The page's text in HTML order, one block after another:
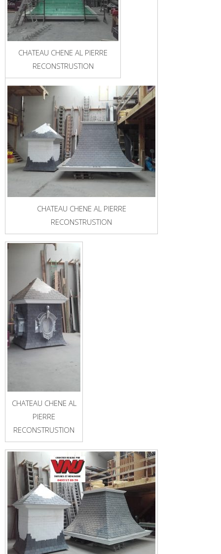
CHATEAU CHENE AL PIERRE
RECONSTRUSTION
CHATEAU CHENE AL PIERRE
RECONSTRUSTION
CHATEAU CHENE AL
PIERRE
RECONSTRUSTION